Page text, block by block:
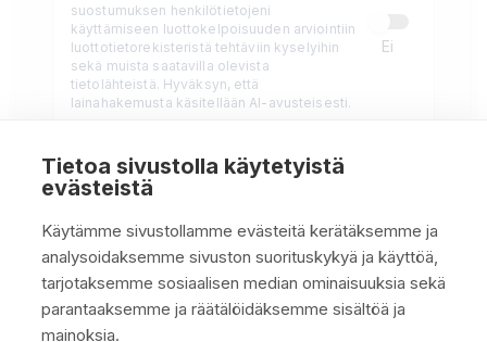
suostumuksen henkilötietojeni
käyttämiseen luottokelpoisuuden arviointiin
luottotietorekisteristä tehtäviin kyselyihin
sekä muista saatavilla olevista
tietolähteistä. Hyväksyn, että
lainahakemusta käsitellään AI-avusteisesti.
Ei
Pyydä lainatarjous
Hakemus n. 2 min · Päätös samana päivänä · Maksuton
Tietoa sivustolla käytetyistä
evästeistä
Käytämme sivustollamme evästeitä kerätäksemme ja
analysoidaksemme sivuston suorituskykyä ja käyttöä,
tarjotaksemme sosiaalisen median ominaisuuksia sekä
parantaaksemme ja räätälöidäksemme sisältöä ja
mainoksia.